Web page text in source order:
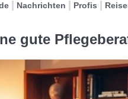
Nachrichten Profis
gute